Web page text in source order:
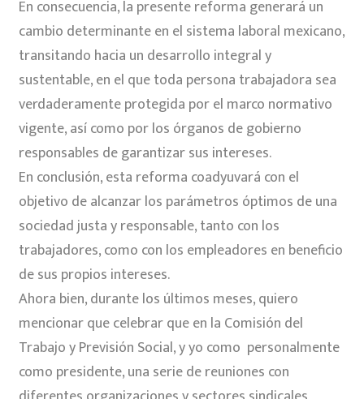
En consecuencia, la presente reforma generará un
cambio determinante en el sistema laboral mexicano,
transitando hacia un desarrollo integral y
sustentable, en el que toda persona trabajadora sea
verdaderamente protegida por el marco normativo
vigente, así como por los órganos de gobierno
responsables de garantizar sus intereses.
En conclusión, esta reforma coadyuvará con el
objetivo de alcanzar los parámetros óptimos de una
sociedad justa y responsable, tanto con los
trabajadores, como con los empleadores en beneficio
de sus propios intereses.
Ahora bien, durante los últimos meses, quiero
mencionar que celebrar que en la Comisión del
Trabajo y Previsión Social, y yo como personalmente
como presidente, una serie de reuniones con